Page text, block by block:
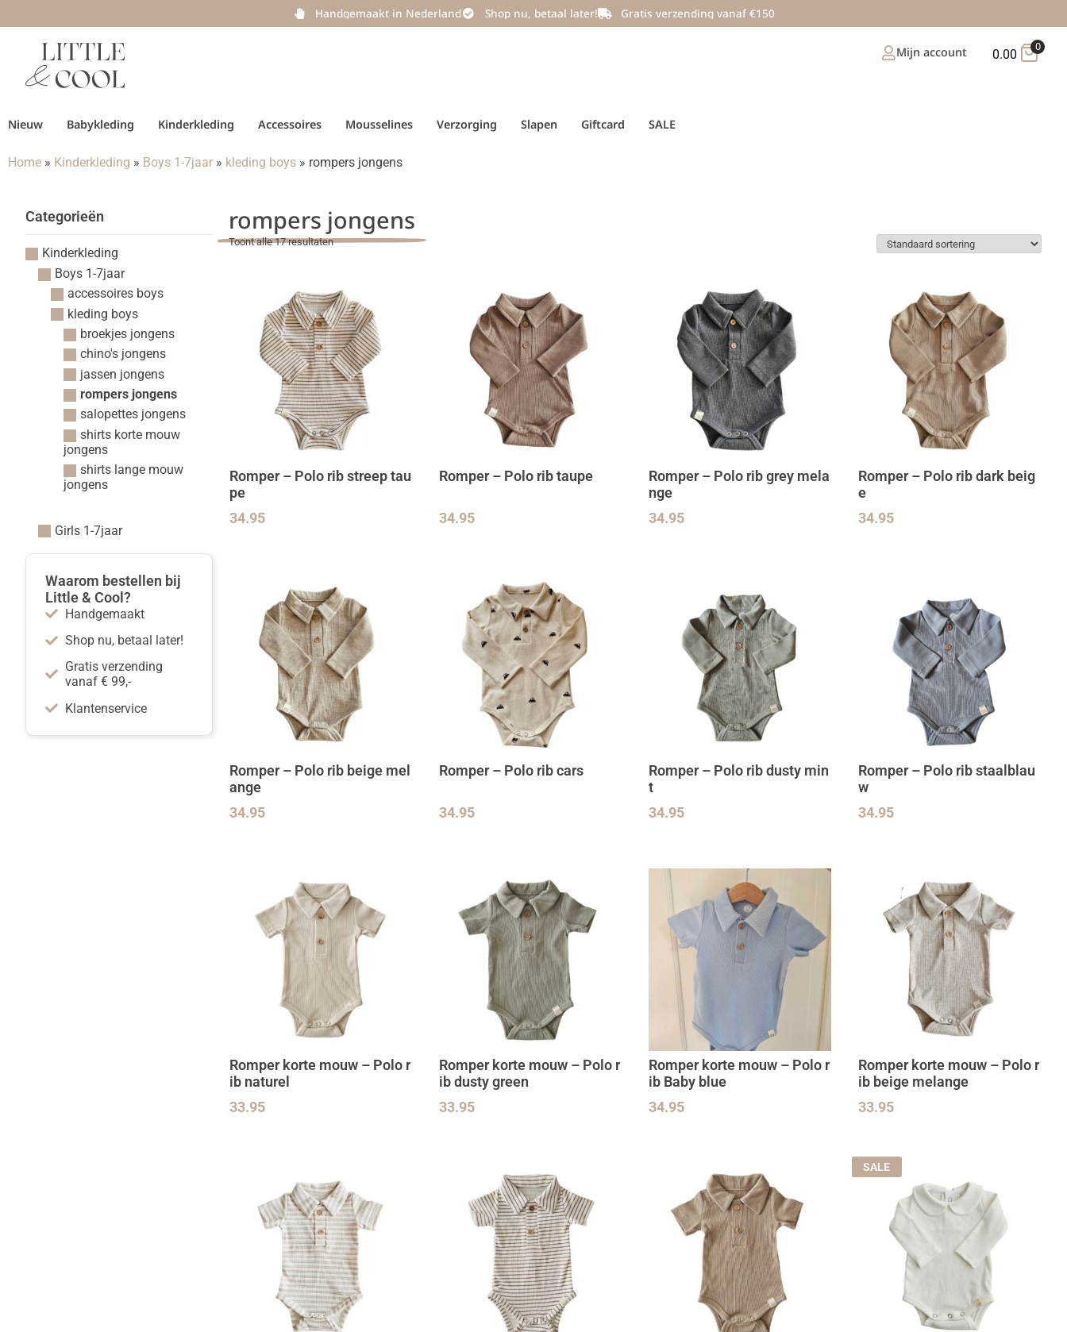
Handgemaakt in Nederland Shop nu, betaal later! Gratis verzending vanaf €150
Mijn account 0.00
0
Nieuw Babykleding Kinderkleding Accessoires Mousselines Verzorging Slapen Giftcard SALE
Home » Kinderkleding » Boys 1-7jaar » kleding boys » rompers jongens
Categorieën
Kinderkleding
Boys 1-7jaar
accessoires boys
kleding boys
broekjes jongens
chino's jongens
jassen jongens
rompers jongens
salopettes jongens
shirts korte mouw
jongens
shirts lange mouw
jongens
Girls 1-7jaar
Waarom bestellen bij
Little & Cool?
Handgemaakt
Shop nu, betaal later!
Gratis verzending
vanaf € 99,-
Klantenservice
rompers jongens
Toont alle 17 resultaten
Romper – Polo rib streep tau
pe
34.95
Romper – Polo rib taupe
34.95
Romper – Polo rib grey mela
nge
34.95
Romper – Polo rib dark beig
e
34.95
Romper – Polo rib beige mel
ange
34.95
Romper – Polo rib cars
34.95
Romper – Polo rib dusty min
t
34.95
Romper – Polo rib staalblau
w
34.95
Romper korte mouw – Polo r
ib naturel
33.95
Romper korte mouw – Polo r
ib dusty green
33.95
Romper korte mouw – Polo r
ib Baby blue
34.95
Romper korte mouw – Polo r
ib beige melange
33.95
SALE